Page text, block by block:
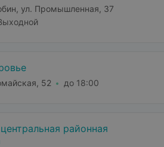
ул. Промышленная, 37
52 до 18:00
районная